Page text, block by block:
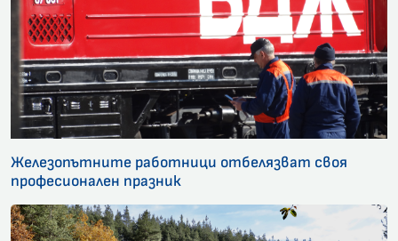
Железопътните работници отбелязват своя
професионален празник